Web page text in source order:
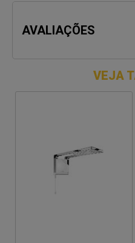
127V - 5500W
220V - 6800W
Compatível com
Largura: 8,7cm
Comprimento: 15,5cm
Peso: 0,590kg
Garantia: 12 meses
Dica: Desligue o disjuntor da
AVALIAÇÕES
VEJA